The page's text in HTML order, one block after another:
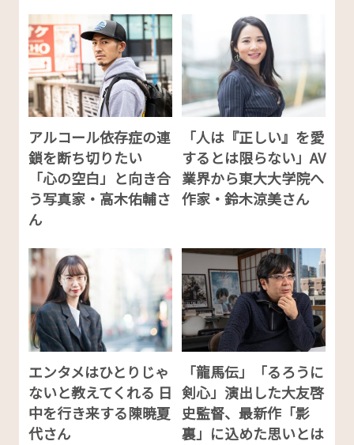
アルコール依存症の連
鎖を断ち切りたい
「心の空白」と向き合
う写真家・高木佑輔さ
ん
「人は『正しい』を愛
するとは限らない」AV
業界から東大大学院へ
作家・鈴木涼美さん
エンタメはひとりじゃ
ないと教えてくれる 日
中を行き来する陳暁夏
代さん
「龍馬伝」「るろうに
剣心」演出した大友啓
史監督、最新作「影
裏」に込めた思いとは